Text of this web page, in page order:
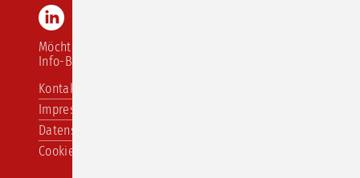
Möchten Sie unseren
Info-Brief abonnieren?
überspringen
Kontakt
Impressum
Datenschutzerklärung
Cookie-Einstellungen